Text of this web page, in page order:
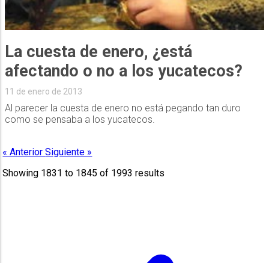
La cuesta de enero, ¿está
afectando o no a los yucatecos?
11 de enero de 2013
Al parecer la cuesta de enero no está pegando tan duro
como se pensaba a los yucatecos.
« AnteriorSiguiente »
Showing 1831 to 1845 of 1993 results